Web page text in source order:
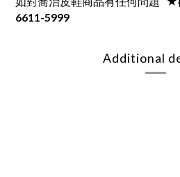
6611-5999
Additional